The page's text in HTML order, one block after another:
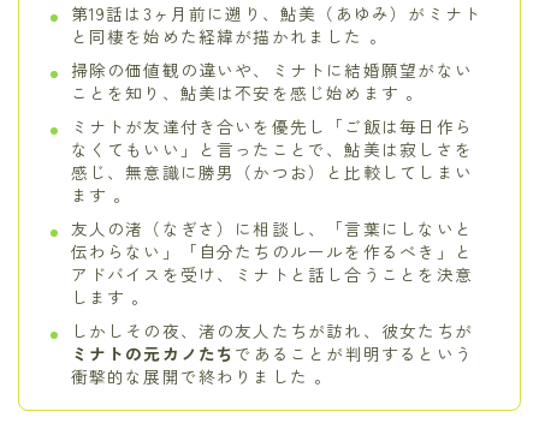
第19話は3ヶ月前に遡り、鮎美（あゆみ）がミナト
と同棲を始めた経緯が描かれました 。
掃除の価値観の違いや、ミナトに結婚願望がない
ことを知り、鮎美は不安を感じ始めます 。
ミナトが友達付き合いを優先し「ご飯は毎日作ら
なくてもいい」と言ったことで、鮎美は寂しさを
感じ、無意識に勝男（かつお）と比較してしまい
ます 。
友人の渚（なぎさ）に相談し、「言葉にしないと
伝わらない」「自分たちのルールを作るべき」と
アドバイスを受け、ミナトと話し合うことを決意
します 。
しかしその夜、渚の友人たちが訪れ、彼女たちが
ミナトの元カノたち であることが判明するという
衝撃的な展開で終わりました 。